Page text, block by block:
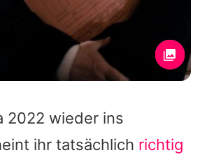
2022 wieder ins
ihr tatsächlich richtig